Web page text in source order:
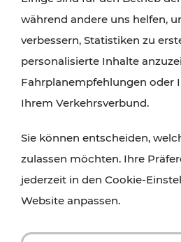
während andere uns helfen,
verbessern, Statistiken zu
personalisierte Inhalte
Fahrplanempfehlungen oder
Ihrem Verkehrsverbund.
Sie können entscheiden,
zulassen möchten. Ihre
jederzeit in den Cookie-
Website anpassen.